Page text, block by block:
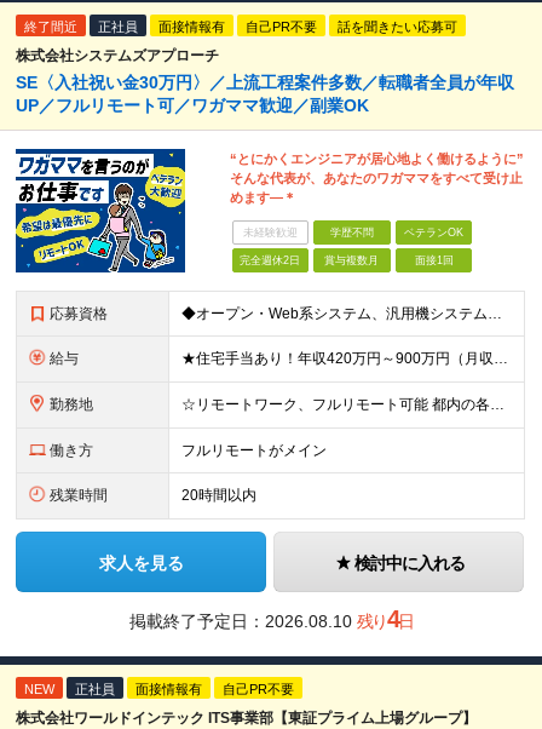
終了間近 正社員 面接情報有 自己PR不要 話を聞きたい応募可
株式会社システムズアプローチ
SE〈入社祝い金30万円〉／上流工程案件多数／転職者全員が年収
UP／フルリモート可／ワガママ歓迎／副業OK
“とにかくエンジニアが居心地よく働けるように”
そんな代表が、あなたのワガママをすべて受け止
めます―＊
未経験歓迎 学歴不問 ベテランOK
完全週休2日 賞与複数月 面接1回
応募資格 ◆オープン・Web系システム、汎用機システムの開発経験がある方 ┗Java、PHP、.NET、C#、Python、JavaScript、Go、COBOLなど ※その他の言語でも得意なものがあれば、ぜひ
給与 ★住宅手当あり！年収420万円～900万円（月収28万～60万円） ★当社への転職者全員が、前職と比べて年収アップを実現しています！ ■実務経験5年以上 ＜年収600万円～（月収39.5万円～）※各
勤務地 ☆リモートワーク、フルリモート可能 都内の各プロジェクト先にてご勤務いただきます。 勤務地は、希望を考慮して決定いたします。 ※会社都合による転勤はありません ※変更の範囲：上記を除く当社関連勤務
働き方 フルリモートがメイン
残業時間 20時間以内
求人を見る 検討中に入れる
掲載終了予定日： 2026.08.10 残り4日
NEW 正社員 面接情報有 自己PR不要
株式会社ワールドインテック ITS事業部【東証プライム上場グループ】